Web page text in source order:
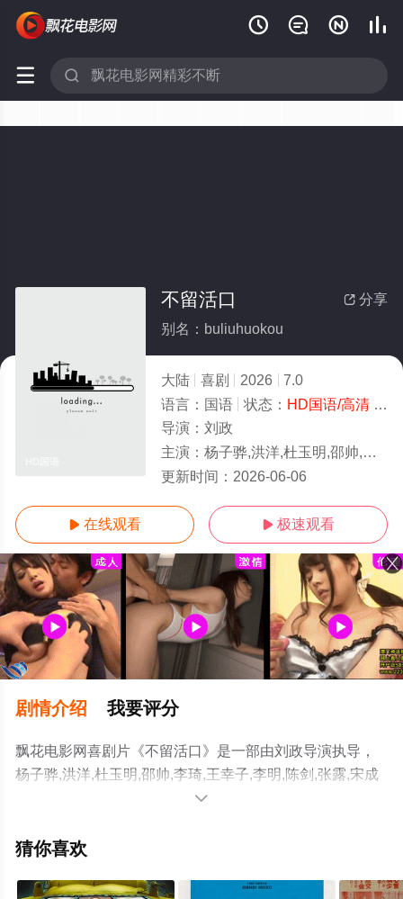
   
 
 分享
不留活口
别名：buliuhuokou
大陆 喜剧 2026
7.0
语言： 国语 状态： HD国语/高清- 免费在线观看
导演： 刘政
主演： 杨子骅,洪洋,杜玉明,邵帅,李琦,王幸子,李明,陈剑,张露,宋成森,李浩轩
更新时间： 2026-06-06
 在线观看  极速观看
剧情介绍 我要评分
飘花电影网喜剧片《不留活口》是一部由刘政导演执导，
杨子骅,洪洋,杜玉明,邵帅,李琦,王幸子,李明,陈剑,张露,宋成
森,李浩轩等演员精彩演绎的大陆电影，手机免费观看高清
步至豆瓣电影、电视猫或剧情网等平台了解。

猜你喜欢